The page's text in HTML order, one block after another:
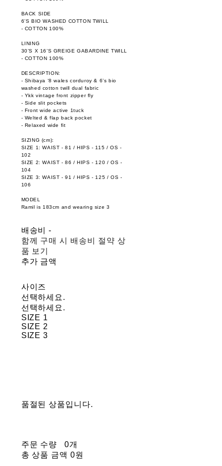
BACK SIDE
6’S BIO WASHED COTTON TWILL
- COTTON 100%
LINING
30’S X 16’S GREIGE GABARDINE TWILL
- COTTON 100%
DESCRIPTION:
- Shibaya ‘8 wales corduroy & 6’s bio
washed cotton twill dual fabric
- Ykk vintage front zipper fly
- Side slit pockets
- Front wide active 1tuck
- Welted & flap back pocket
- Relaxed wide fit
SIZING (cm):
SIZE 1: WAIST - 81 / HIPS - 115 / OS -
102
SIZE 2: WAIST - 86 / HIPS - 120 / OS -
104
SIZE 3: WAIST - 91 / HIPS - 125 / OS -
106
MODEL
Ramil is 183cm and wearing size 3
배송비-
함께 구매 시 배송비 절약 상
품 보기
추가 금액
사이즈
선택하세요.
선택하세요.
SIZE 1
SIZE 2
SIZE 3
품절된 상품입니다.
주문 수량
0개
총 상품 금액 0원